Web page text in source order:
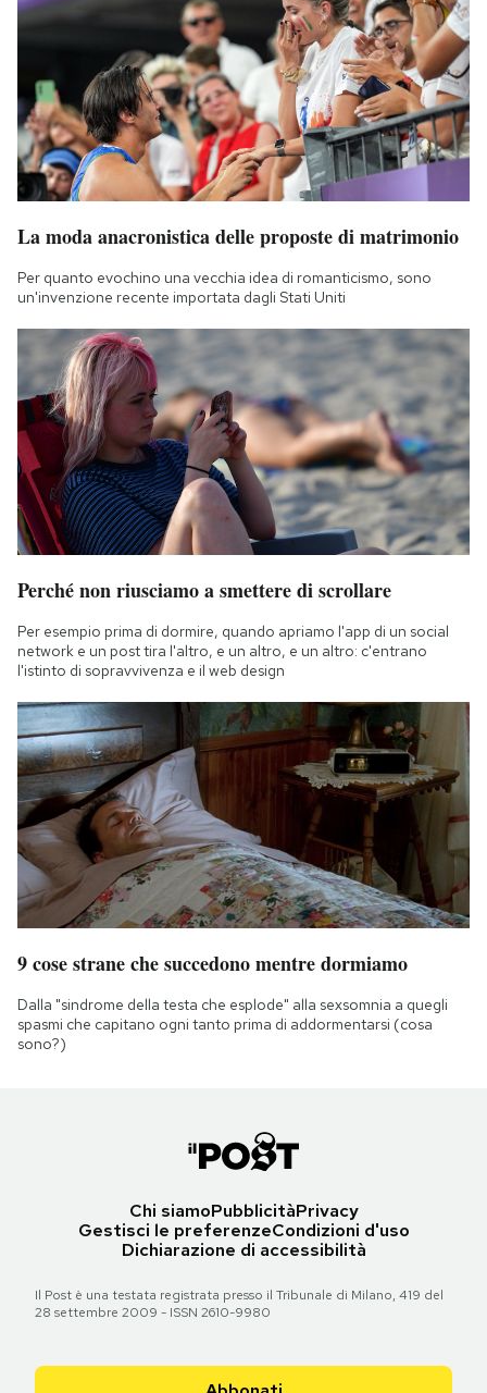
La moda anacronistica delle proposte di matrimonio
Per quanto evochino una vecchia idea di romanticismo, sono
un'invenzione recente importata dagli Stati Uniti
Perché non riusciamo a smettere di scrollare
Per esempio prima di dormire, quando apriamo l'app di un social
network e un post tira l'altro, e un altro, e un altro: c'entrano
l'istinto di sopravvivenza e il web design
9 cose strane che succedono mentre dormiamo
Dalla "sindrome della testa che esplode" alla sexsomnia a quegli
spasmi che capitano ogni tanto prima di addormentarsi (cosa
sono?)
Chi siamoPubblicitàPrivacy
Gestisci le preferenzeCondizioni d'uso
Dichiarazione di accessibilità
Il Post è una testata registrata presso il Tribunale di Milano, 419 del
28 settembre 2009 - ISSN 2610-9980